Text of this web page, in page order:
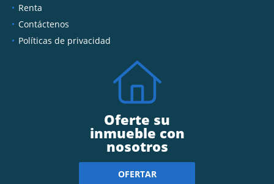
Renta
Contáctenos
Políticas de privacidad
Oferte su
inmueble con
nosotros
OFERTAR